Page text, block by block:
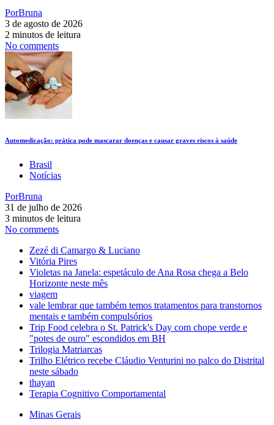
PorBruna
3 de agosto de 2026
2 minutos de leitura
No comments
Automedicação: prática pode mascarar doenças e causar graves riscos à saúde
Brasil
Notícias
PorBruna
31 de julho de 2026
3 minutos de leitura
No comments
Zezé di Camargo & Luciano
Vitória Pires
Violetas na Janela: espetáculo de Ana Rosa chega a Belo
Horizonte neste mês
viagem
vale lembrar que também temos tratamentos para transtornos
mentais e também compulsórios
Trip Food celebra o St. Patrick's Day com chope verde e
"potes de ouro" escondidos em BH
Trilogia Matriarcas
Trilho Elétrico recebe Cláudio Venturini no palco do Distrital
neste sábado
thayan
Terapia Cognitivo Comportamental
Minas Gerais